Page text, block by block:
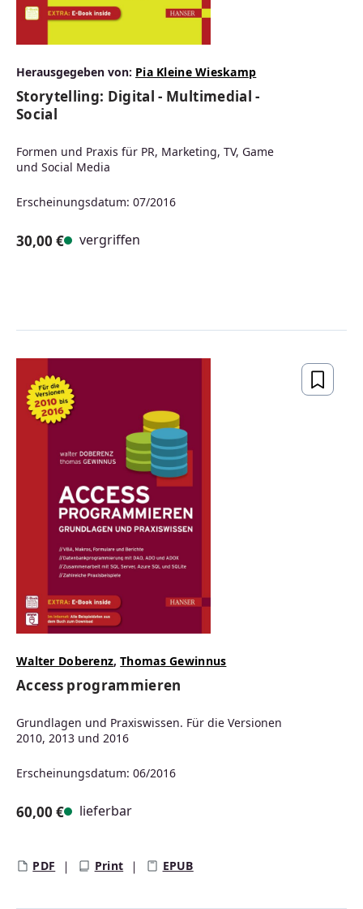
Herausgegeben von: Pia Kleine Wieskamp
Storytelling: Digital - Multimedial -
Social
Formen und Praxis für PR, Marketing, TV, Game
und Social Media
Erscheinungsdatum: 07/2016
30,00 € vergriffen
Walter Doberenz,Thomas Gewinnus
Access programmieren
Grundlagen und Praxiswissen. Für die Versionen
2010, 2013 und 2016
Erscheinungsdatum: 06/2016
60,00 € lieferbar
PDF Print EPUB